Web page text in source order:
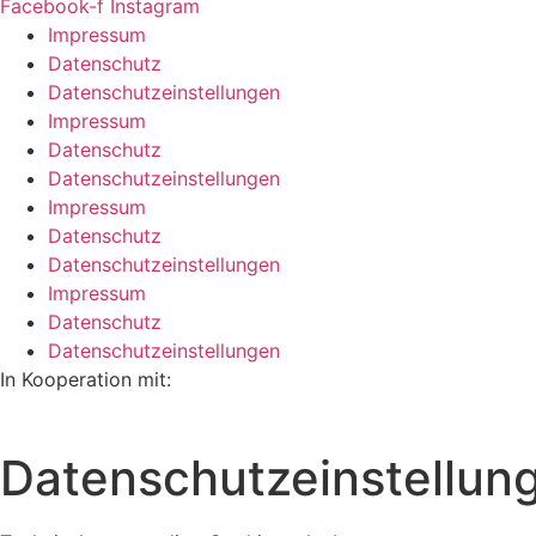
Facebook-f Instagram
Impressum
Datenschutz
Datenschutzeinstellungen
Impressum
Datenschutz
Datenschutzeinstellungen
Impressum
Datenschutz
Datenschutzeinstellungen
Impressum
Datenschutz
Datenschutzeinstellungen
In Kooperation mit: